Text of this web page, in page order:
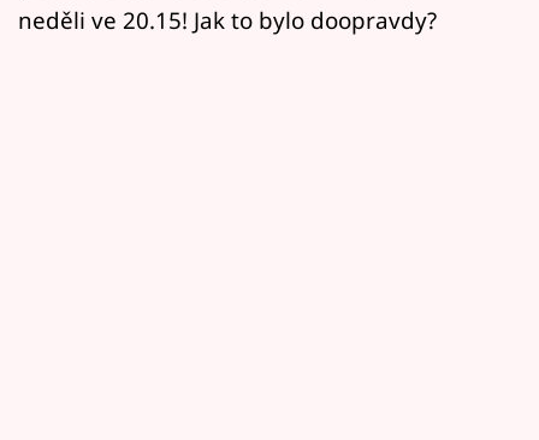
neděli ve 20.15! Jak to bylo doopravdy?